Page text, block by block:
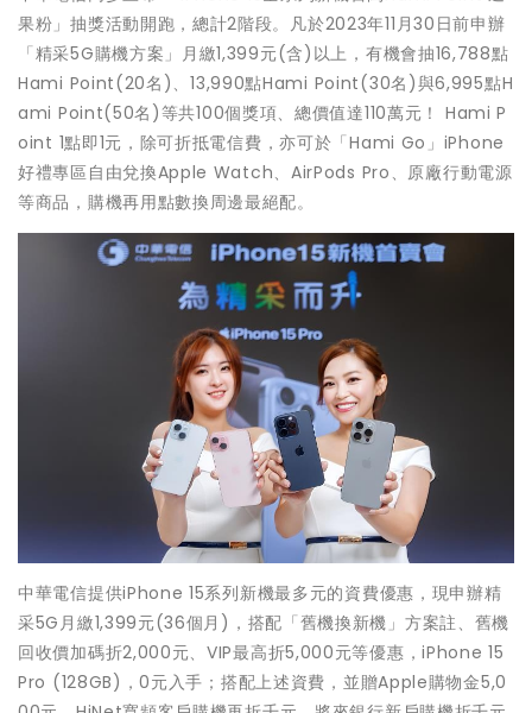
果粉」抽獎活動開跑，總計2階段。凡於2023年11月30日前申辦
「精采5G購機方案」月繳1,399元(含)以上，有機會抽16,788點
Hami Point(20名)、13,990點Hami Point(30名)與6,995點H
ami Point(50名)等共100個獎項、總價值達110萬元！ Hami P
oint 1點即1元，除可折抵電信費，亦可於「Hami Go」iPhone
好禮專區自由兌換Apple Watch、AirPods Pro、原廠行動電源
等商品，購機再用點數換周邊最絕配。
中華電信提供iPhone 15系列新機最多元的資費優惠，現申辦精
采5G月繳1,399元(36個月)，搭配「舊機換新機」方案註、舊機
回收價加碼折2,000元、VIP最高折5,000元等優惠，iPhone 15
Pro (128GB)，0元入手；搭配上述資費，並贈Apple購物金5,0